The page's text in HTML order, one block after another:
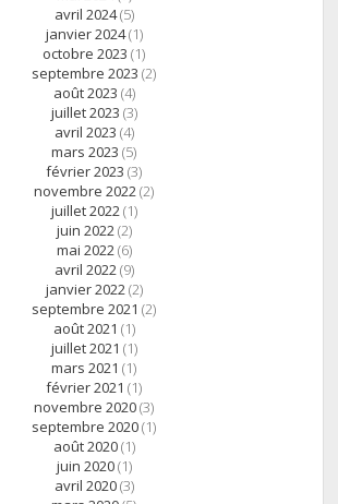
avril 2024(5)
janvier 2024(1)
octobre 2023 (1)
septembre 2023 (2)
août 2023 (4)
juillet 2023 (3)
avril 2023 (4)
mars 2023 (5)
février 2023 (3)
novembre 2022(2)
juillet 2022(1)
juin 2022(2)
mai 2022(6)
avril 2022(9)
janvier 2022(2)
septembre 2021 (2)
août 2021 (1)
juillet 2021 (1)
mars 2021 (1)
février 2021 (1)
novembre 2020(3)
septembre 2020(1)
août 2020(1)
juin 2020(1)
avril 2020(3)